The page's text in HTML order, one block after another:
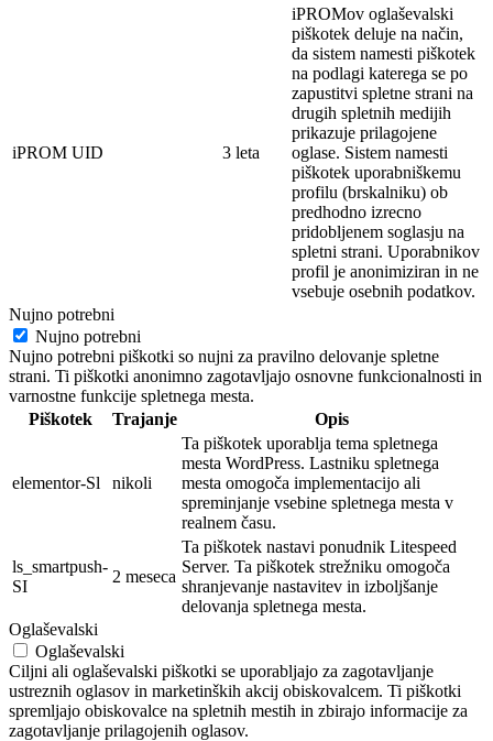
iPROM UID 3 leta
iPROMov oglaševalski
piškotek deluje na način,
da sistem namesti piškotek
na podlagi katerega se po
zapustitvi spletne strani na
drugih spletnih medijih
prikazuje prilagojene
oglase. Sistem namesti
piškotek uporabniškemu
profilu (brskalniku) ob
predhodno izrecno
pridobljenem soglasju na
spletni strani. Uporabnikov
profil je anonimiziran in ne
vsebuje osebnih podatkov.
Nujno potrebni
Nujno potrebni
Nujno potrebni piškotki so nujni za pravilno delovanje spletne
strani. Ti piškotki anonimno zagotavljajo osnovne funkcionalnosti in
varnostne funkcije spletnega mesta.
Piškotek
Trajanje Opis
elementor-Sl nikoli
Ta piškotek uporablja tema spletnega
mesta WordPress. Lastniku spletnega
mesta omogoča implementacijo ali
spreminjanje vsebine spletnega mesta v
realnem času.
ls_smartpush-
SI
2 meseca
Ta piškotek nastavi ponudnik Litespeed
Server. Ta piškotek strežniku omogoča
shranjevanje nastavitev in izboljšanje
delovanja spletnega mesta.
Oglaševalski
Oglaševalski
Ciljni ali oglaševalski piškotki se uporabljajo za zagotavljanje
ustreznih oglasov in marketinških akcij obiskovalcem. Ti piškotki
spremljajo obiskovalce na spletnih mestih in zbirajo informacije za
zagotavljanje prilagojenih oglasov.